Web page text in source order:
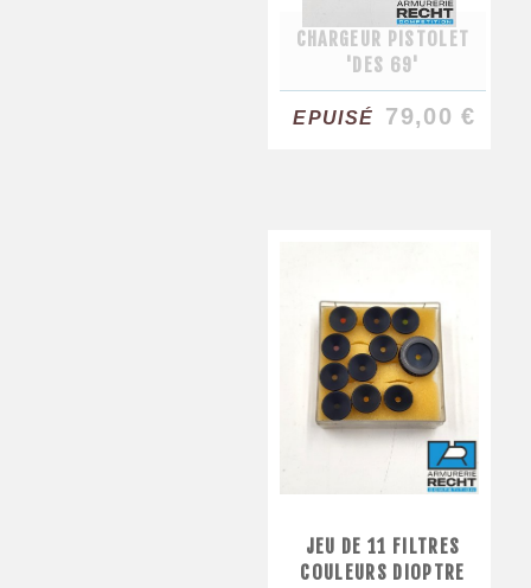
CHARGEUR PISTOLET
'DES 69'
EPUISÉ 79,00 €
JEU DE 11 FILTRES
COULEURS DIOPTRE